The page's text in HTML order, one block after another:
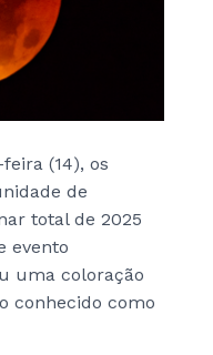
(14), os
de
total de 2025
evento
uma coloração
conhecido como